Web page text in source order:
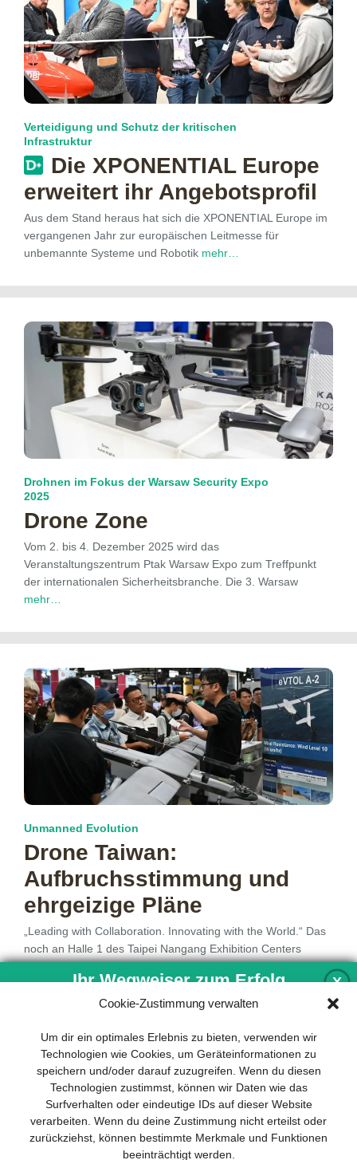
Cookie-Zustimmung verwalten
Um dir ein optimales Erlebnis zu bieten, verwenden wir
Technologien wie Cookies, um Geräteinformationen zu
speichern und/oder darauf zuzugreifen. Wenn du diesen
Technologien zustimmst, können wir Daten wie das
Surfverhalten oder eindeutige IDs auf dieser Website
verarbeiten. Wenn du deine Zustimmung nicht erteilst oder
zurückziehst, können bestimmte Merkmale und Funktionen
beeinträchtigt werden.
Verteidigung und Schutz der kritischen
Infrastruktur
Die XPONENTIAL Europe
erweitert ihr Angebotsprofil
Aus dem Stand heraus hat sich die XPONENTIAL Europe im
vergangenen Jahr zur europäischen Leitmesse für
unbemannte Systeme und Robotik mehr…
Drohnen im Fokus der Warsaw Security Expo
2025
Drone Zone
Vom 2. bis 4. Dezember 2025 wird das
Veranstaltungszentrum Ptak Warsaw Expo zum Treffpunkt
der internationalen Sicherheitsbranche. Die 3. Warsaw
mehr…
Unmanned Evolution
Drone Taiwan:
Aufbruchsstimmung und
ehrgeizige Pläne
„Leading with Collaboration. Innovating with the World.“ Das
noch an Halle 1 des Taipei Nangang Exhibition Centers
prangende Motto dermehr…
1 2 3
X
Ihr Wegweiser zum Erfolg
nachhaltigen Geschäftsmodells sind für
jedes Unternehmen unverzichtbar. Das
Business Model Canvas hilft, sich dabei
auf das Wesentliche zu konzentrieren
und stets im Blick zu behalten, worauf es
wirklich ankommt.
Abonnieren Sie unseren kostenlosen